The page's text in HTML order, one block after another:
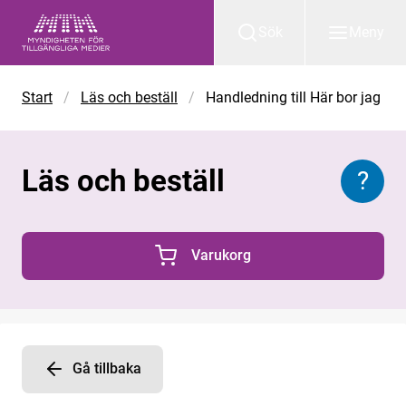
Start / Läs och beställ / Handledning till Här bor jag
Läs och beställ ?
0 Produkter i varukorgen
Varukorg
Gå tillbaka